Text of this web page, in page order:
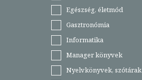
Egészség, életmód
Gasztronómia
Informatika
Manager könyvek
Nyelvkönyvek, szótárak